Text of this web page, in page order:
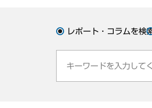
レポート・コラムを検